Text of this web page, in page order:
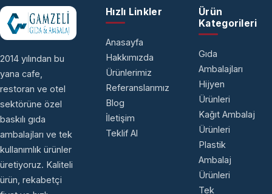
2014 yılından bu
yana cafe,
restoran ve otel
sektörüne özel
baskılı gıda
ambalajları ve tek
kullanımlık ürünler
üretiyoruz. Kaliteli
ürün, rekabetçi
Hızlı Linkler
Anasayfa
Hakkımızda
Ürünlerimiz
Referanslarımız
Blog
İletişim
Teklif Al
Ürün
Kategorileri
Gıda
Ambalajları
Hijyen
Ürünleri
Kağıt Ambalaj
Ürünleri
Plastik
Ambalaj
Ürünleri
Tek